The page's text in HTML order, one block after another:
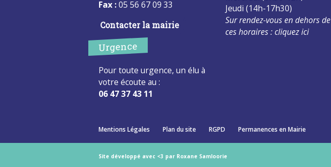
Fax :05 56 67 09 33
Contacter la mairie
Urgence
Pour toute urgence, un élu à
votre écoute au :
06 47 37 43 11
Jeudi (14h-17h30)
Sur rendez-vous en dehors de
ces horaires :cliquez ici
Mentions Légales Plan du site RGPD Permanences en Mairie
Site développé avec <3 par Roxane Samloorie